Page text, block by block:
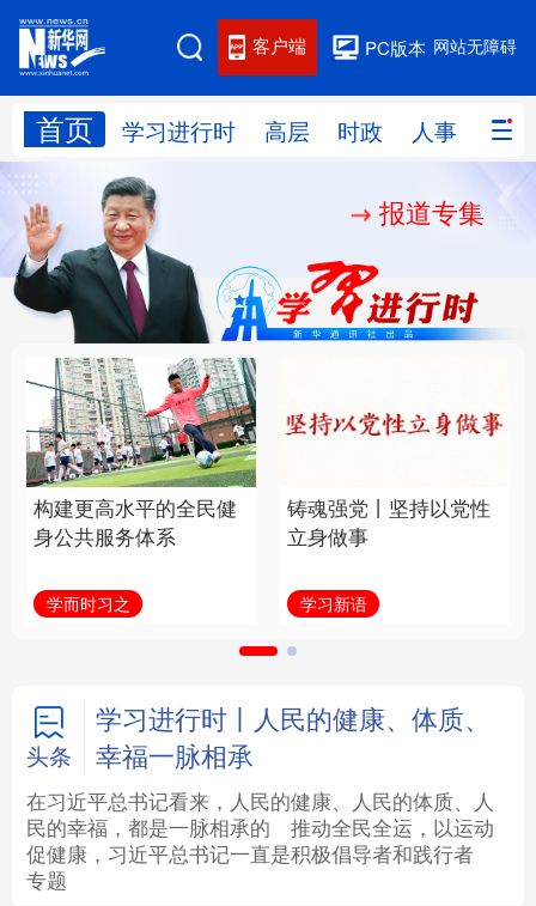
网站无障碍
PC版本
客户端
首页 学习进行时 高层 时政 人事 国际
网站地图
学习进行时 人事
国际 财经 网评
思客智库 全球连线 教育
科技 科创
文化 书画
访谈 视频 图片 政务
学术中国 乡村振兴 银龄 溯源中国
城市 旅游
彩票 娱乐 时尚 悦读
公益
报道专集
构建更高水平的全民健
身公共服务体系
学而时习之
铸魂强党丨坚持以党性
立身做事
学习新语
头条
学习进行时丨人民的健康、体质、
幸福一脉相承
在习近平总书记看来，人民的健康、人民的体质、人
民的幸福，都是一脉相承的
推动全民全运，以运动
促健康，习近平总书记一直是积极倡导者和践行者
专题